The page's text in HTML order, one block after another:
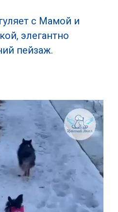
с Мамой и
элегантно
пейзаж.